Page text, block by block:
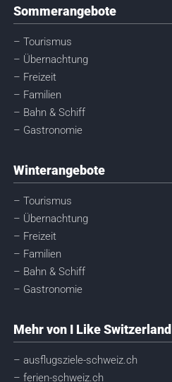
Sommerangebote
– Tourismus
– Übernachtung
– Freizeit
– Familien
– Bahn & Schiff
– Gastronomie
Winterangebote
– Tourismus
– Übernachtung
– Freizeit
– Familien
– Bahn & Schiff
– Gastronomie
Mehr von I Like Switzerland
– ausflugsziele-schweiz.ch
– ferien-schweiz.ch